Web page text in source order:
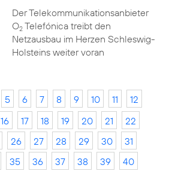
Der Telekommunikationsanbieter
O2Telefónica treibt den
Netzausbau im Herzen Schleswig-
Holsteins weiter voran
5 6 7 8 9 10 11
12
16 17 18 19 20 21
22
26 27 28 29 30
31
35 36 37 38 39
40